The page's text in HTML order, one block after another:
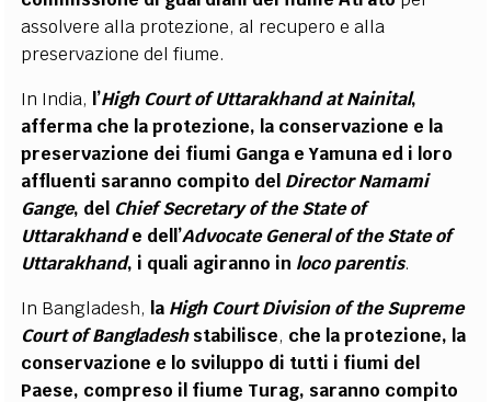
assolvere alla protezione, al recupero e alla
preservazione del fiume.
In India, l’High Court of Uttarakhand at Nainital,
afferma che la protezione, la conservazione e la
preservazione dei fiumi Ganga e Yamuna ed i loro
affluenti saranno compito del Director Namami
Gange, del Chief Secretary of the State of
Uttarakhande dell’Advocate General of the State of
Uttarakhand, i quali agiranno in loco parentis.
In Bangladesh, la High Court Division of the Supreme
Court of Bangladeshstabilisce, che la protezione, la
conservazione e lo sviluppo di tutti i fiumi del
Paese, compreso il fiume Turag, saranno compito